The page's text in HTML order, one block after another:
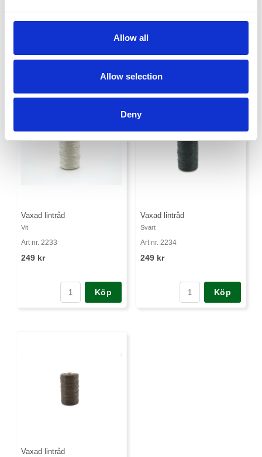
Allow all
Allow selection
Deny
125 kr 125 kr
Köp
Vaxad lintråd
Vit
Art nr. 2233
249 kr
Köp
Vaxad lintråd
Svart
Art nr. 2234
249 kr
Köp
Vaxad lintråd